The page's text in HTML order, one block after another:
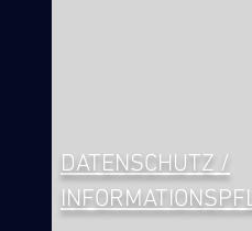
DATENSCHUTZ /